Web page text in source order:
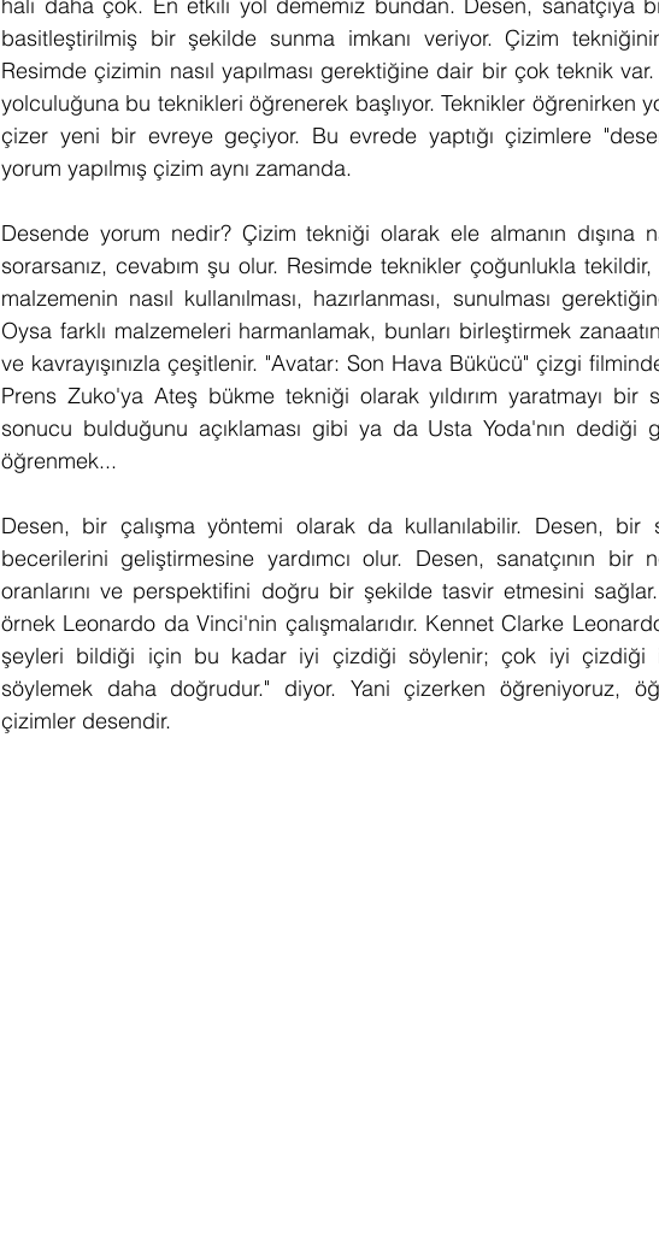
basitleştirilmiş bir şekilde sunma imkanı veriyor. Çizim
Resimde çizimin nasıl yapılması gerektiğine dair bir çok teknik var.
yolculuğuna bu teknikleri öğrenerek başlıyor. Teknikler öğrenirken
çizer yeni bir evreye geçiyor. Bu evrede yaptığı çizimlere
yorum yapılmış çizim aynı zamanda.
Desende yorum nedir? Çizim tekniği olarak ele almanın dışına
sorarsanız, cevabım şu olur. Resimde teknikler çoğunlukla tekildir,
malzemenin nasıl kullanılması, hazırlanması, sunulması
Oysa farklı malzemeleri harmanlamak, bunları birleştirmek
ve kavrayışınızla çeşitlenir. "Avatar: Son Hava Bükücü" çizgi
Prens Zuko'ya Ateş bükme tekniği olarak yıldırım yaratmayı bir
sonucu bulduğunu açıklaması gibi ya da Usta Yoda'nın dediği
öğrenmek...
Desen, bir çalışma yöntemi olarak da kullanılabilir. Desen, bir
becerilerini geliştirmesine yardımcı olur. Desen, sanatçının bir
oranlarını ve perspektifini doğru bir şekilde tasvir etmesini
örnek Leonardo da Vinci'nin çalışmalarıdır. Kennet Clarke
şeyleri bildiği için bu kadar iyi çizdiği söylenir; çok iyi çizdiği
söylemek daha doğrudur." diyor. Yani çizerken öğreniyoruz,
çizimler desendir.